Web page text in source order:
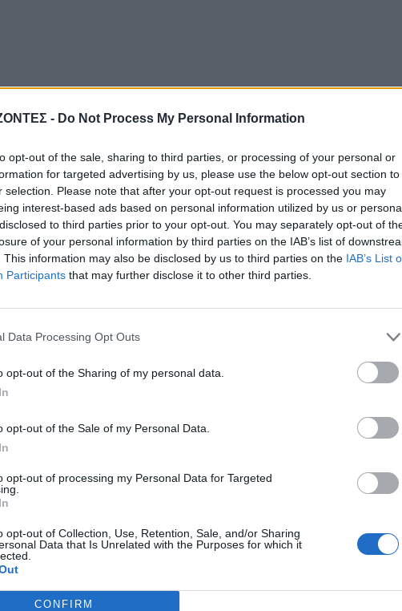
- Do Not Process My Personal Information
opt-out of the sale, sharing to third parties, or processing of your personal or
for targeted advertising by us, please use the below opt-out section to
selection. Please note that after your opt-out request is processed you may
interest-based ads based on personal information utilized by us or
to third parties prior to your opt-out. You may separately opt-out of
of your personal information by third parties on the IAB’s list of
This information may also be disclosed by us to third parties on the IAB’s List
Participants that may further disclose it to other third parties.
Data Processing Opt Outs
opt-out of the Sharing of my personal data.
opt-out of the Sale of my Personal Data.
opt-out of processing my Personal Data for Targeted
opt-out of Collection, Use, Retention, Sale, and/or Sharing
Data that Is Unrelated with the Purposes for which it
CONFIRM
(COSMOTE SPORT 4 HD)
(COSMOTE SPORT 7 HD)
SPORT 2 HD)